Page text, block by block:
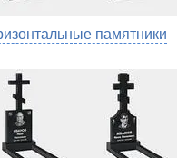
памятники